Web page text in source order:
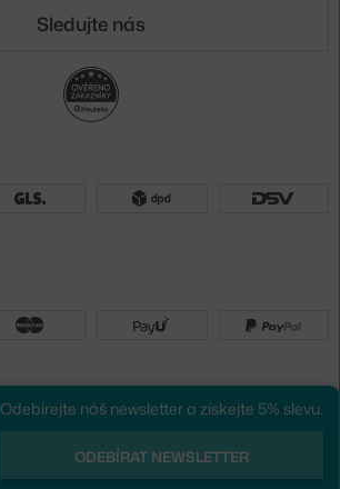
Odebírejte náš newsletter a získejte 5% slevu.
ODEBÍRAT NEWSLETTER
Sledujte nás
e-shop na míruod